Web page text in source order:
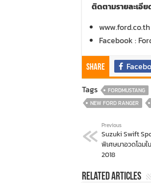
ติดตามรายละเอี
www.ford.co.th
Facebook :
Share
Tags
FORDMUSTANG
NEW FORD RANGER
Previous
Suzuki Swift
พิเศษมาอวดโฉม
2018
Related Articles